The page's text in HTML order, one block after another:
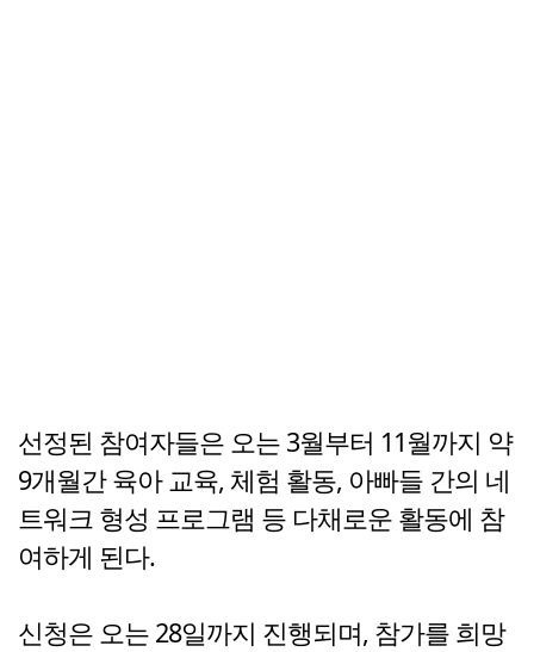
선정된 참여자들은 오는 3월부터 11월까지 약
9개월간 육아 교육, 체험 활동, 아빠들 간의 네
트워크 형성 프로그램 등 다채로운 활동에 참
여하게 된다.
신청은 오는 28일까지 진행되며, 참가를 희망